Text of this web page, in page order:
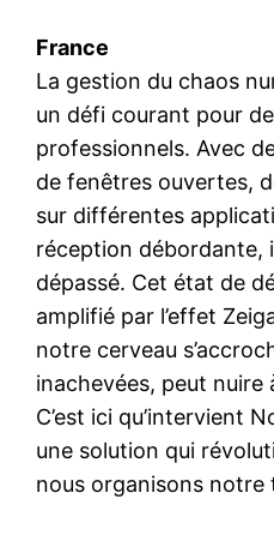
France
La gestion du chaos
un défi courant pour
professionnels. Avec
de fenêtres ouvertes,
sur différentes
réception débordante,
dépassé. Cet état de
amplifié par l’effet
notre cerveau
inachevées, peut
C’est ici qu’intervient
une solution qui
nous organisons notre